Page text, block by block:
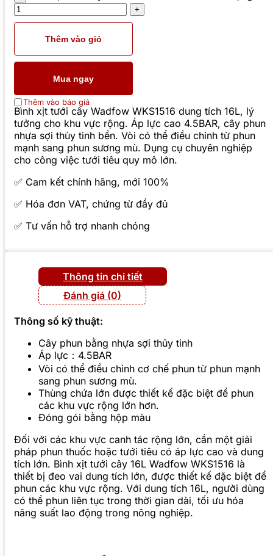
Thêm vào giỏ
Mua ngay
Thêm vào báo giá
Bình xịt tưới cây Wadfow WKS1516 dung tích 16L, lý
tưởng cho khu vực rộng. Áp lực cao 4.5BAR, cây phun
nhựa sợi thủy tinh bền. Vòi có thể điều chỉnh từ phun
mạnh sang phun sương mù. Dụng cụ chuyên nghiệp
cho công việc tưới tiêu quy mô lớn.
✅ Cam kết chính hãng, mới 100%
✅ Hóa đơn VAT, chứng từ đầy đủ
✅ Tư vấn hỗ trợ nhanh chóng
Thông tin chi tiết
Đánh giá (0)
Thông số kỹ thuật:
Cây phun bằng nhựa sợi thủy tinh
Áp lực：4.5BAR
Vòi có thể điều chỉnh cơ chế phun từ phun mạnh
sang phun sương mù.
Thùng chứa lớn được thiết kế đặc biệt để phun
các khu vực rộng lớn hơn.
Đóng gói bằng hộp màu
Đối với các khu vực canh tác rộng lớn, cần một giải
pháp phun thuốc hoặc tưới tiêu có áp lực cao và dung
tích lớn. Bình xịt tưới cây 16L Wadfow WKS1516 là
thiết bị đeo vai dung tích lớn, được thiết kế đặc biệt để
phun các khu vực rộng. Với dung tích 16L, người dùng
có thể phun liên tục trong thời gian dài, tối ưu hóa
năng suất lao động trong nông nghiệp.